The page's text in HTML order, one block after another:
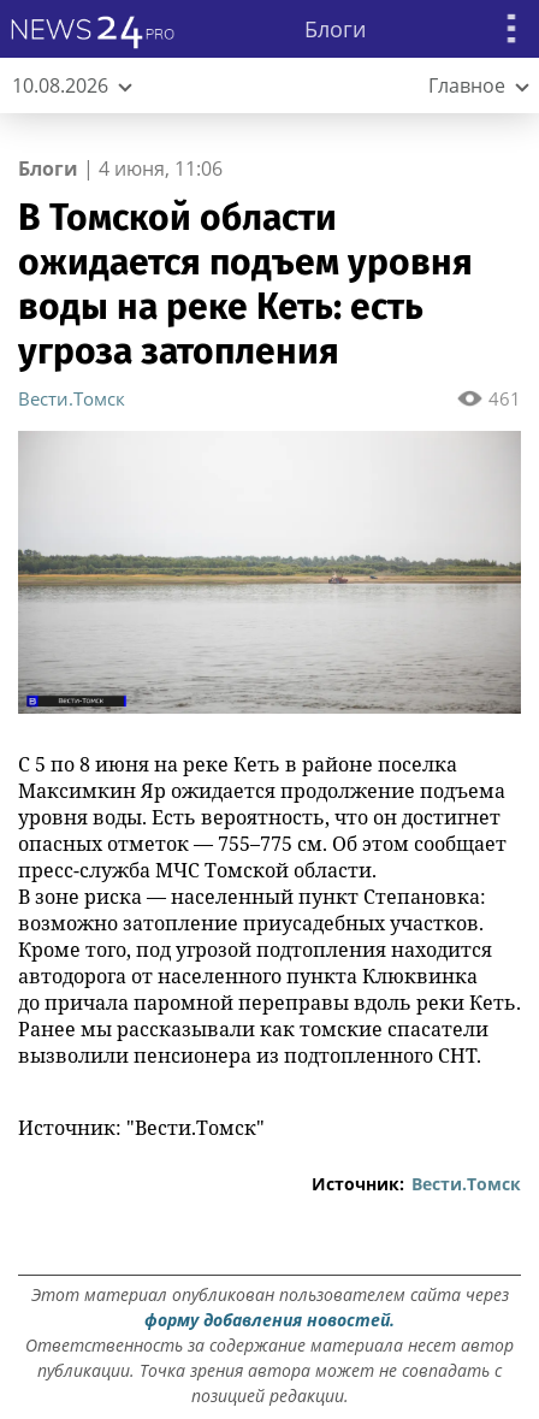
Блоги
10.08.2026 Главное
Блоги | 4 июня, 11:06
В Томской области
ожидается подъем уровня
воды на реке Кеть: есть
угроза затопления
461
Вести.Томск
С 5 по 8 июня на реке Кеть в районе поселка
Максимкин Яр ожидается продолжение подъема
уровня воды. Есть вероятность, что он достигнет
опасных отметок — 755–775 см. Об этом сообщает
пресс-служба МЧС Томской области.
В зоне риска — населенный пункт Степановка:
возможно затопление приусадебных участков.
Кроме того, под угрозой подтопления находится
автодорога от населенного пункта Клюквинка
до причала паромной переправы вдоль реки Кеть.
Ранее мы рассказывали как томские спасатели
вызволили пенсионера из подтопленного СНТ.
Источник: "Вести.Томск"
Источник: Вести.Томск
Этот материал опубликован пользователем сайта через
форму добавления новостей.
Ответственность за содержание материала несет автор
публикации. Точка зрения автора может не совпадать с
позицией редакции.